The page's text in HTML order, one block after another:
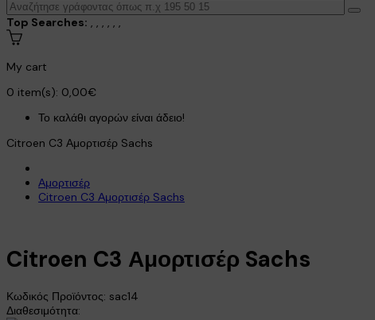
Top Searches: , , , , , ,
My cart
0 item(s): 0,00€
Το καλάθι αγορών είναι άδειο!
Citroen C3 Αμορτισέρ Sachs
Αμορτισέρ
Citroen C3 Αμορτισέρ Sachs
Citroen C3 Αμορτισέρ Sachs
Κωδικός Προϊόντος: sac14
Διαθεσιμότητα: